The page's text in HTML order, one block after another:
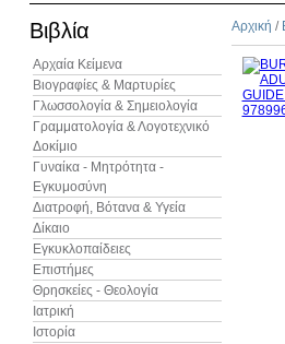
Βιβλία
Αρχαία Κείμενα
Βιογραφίες & Μαρτυρίες
Γλωσσολογία & Σημειολογία
Γραμματολογία & Λογοτεχνικό
Δοκίμιο
Γυναίκα - Μητρότητα -
Εγκυμοσύνη
Διατροφή, Βότανα & Υγεία
Δίκαιο
Εγκυκλοπαίδειες
Επιστήμες
Θρησκείες - Θεολογία
Ιατρική
Ιστορία
Αρχική /